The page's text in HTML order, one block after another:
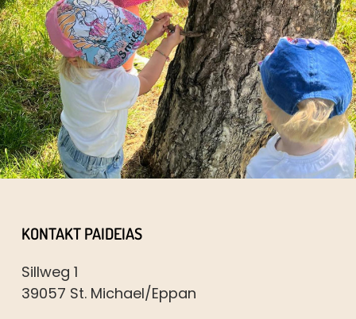
KONTAKT PAIDEIAS
Sillweg 1
39057 St. Michael/Eppan